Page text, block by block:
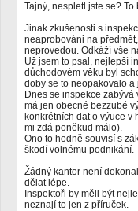
Tajný, nespletl jste se?
Jinak zkušenosti s
neaprobováni na
neprovedou. Odkáží vše
Už jsem to psal, nejlepší
důchodovém věku byl
doby se to neopakovalo a
Dnes se inspekce
má jen obecné bezzubé
konkrétních dat o výuce
mi zdá poněkud málo).
Ono to hodně souvisí s
škodí volnému podnikání.
Žádný kantor není
dělat lépe.
Inspektoři by měli být
neznají to jen z příruček.